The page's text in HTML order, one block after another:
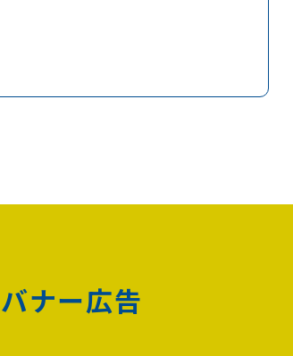
バナー広告